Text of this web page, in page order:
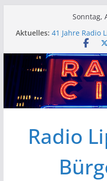
Sonntag,
Aktuelles: 41 Jahre Radio
Plattform für
Musikmarkt
Gemeinsam
Menschen mit
Lippstadt „Live“
15. Folk im Park
Radio